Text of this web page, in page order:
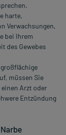
harte,
Verwachsungen,
bei Ihrem
des Gewebes
müssen Sie
Arzt oder
Entzündung